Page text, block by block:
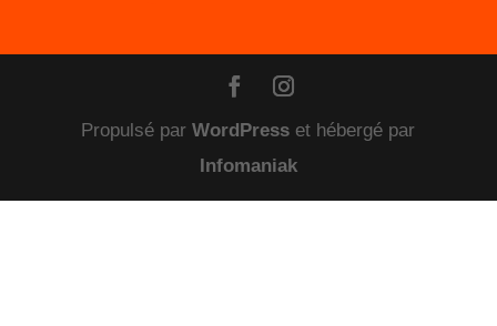
Propulsé parWordPress et hébergé par
Infomaniak